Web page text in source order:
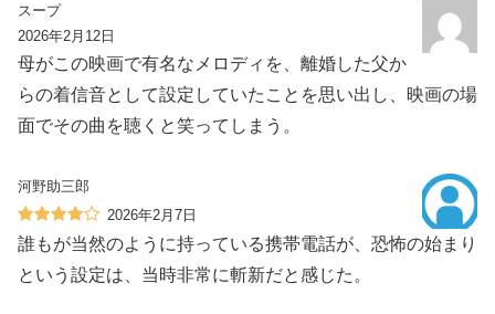
スープ
2026年2月12日
母がこの映画で有名なメロディを、離婚した父か
らの着信音として設定していたことを思い出し、映画の場
面でその曲を聴くと笑ってしまう。
河野助三郎
2026年2月7日
誰もが当然のように持っている携帯電話が、恐怖の始まり
という設定は、当時非常に斬新だと感じた。